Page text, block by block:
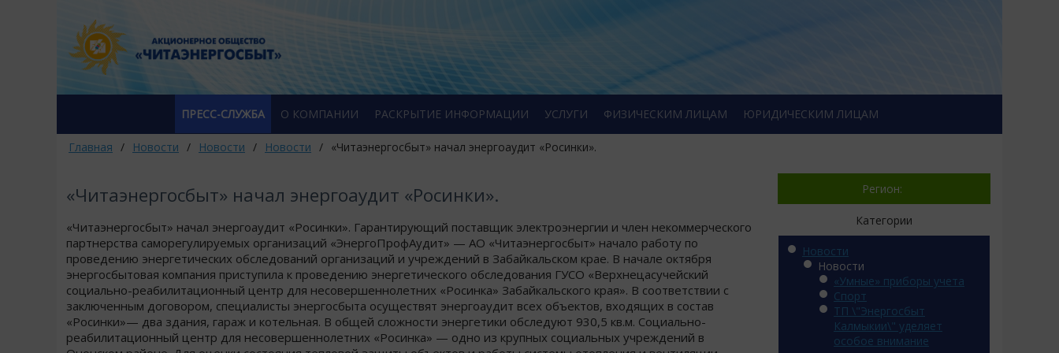
ПРЕСС-СЛУЖБА О КОМПАНИИ РАСКРЫТИЕ ИНФОРМАЦИИ УСЛУГИ ФИЗИЧЕСКИМ ЛИЦАМ ЮРИДИЧЕСКИМ ЛИЦАМ
Главная / Новости / Новости / Новости / «Читаэнергосбыт» начал энергоаудит «Росинки».
«Читаэнергосбыт» начал энергоаудит «Росинки».
«Читаэнергосбыт» начал энергоаудит «Росинки». Гарантирующий поставщик электроэнергии и член некоммерческого
партнерства саморегулируемых организаций «ЭнергоПрофАудит» — АО «Читаэнергосбыт» начало работу по
проведению энергетических обследований организаций и учреждений в Забайкальском крае. В начале октября
энергосбытовая компания приступила к проведению энергетического обследования ГУСО «Верхнецасучейский
социально-реабилитационный центр для несовершеннолетних «Росинка» Забайкальского края». В соответствии с
заключенным договором, специалисты энергосбыта осуществят энергоаудит всех объектов, входящих в состав
«Росинки»— два здания, гараж и котельная. В общей сложности энергетики обследуют 930,5 кв.м. Социально-
реабилитационный центр для несовершеннолетних «Росинка» — одно из крупных социальных учреждений в
Регион:
Категории
Новости
Новости
«Умные» приборы учета
Спорт
ТП \"Энергосбыт
Калмыкии\" уделяет
особое внимание